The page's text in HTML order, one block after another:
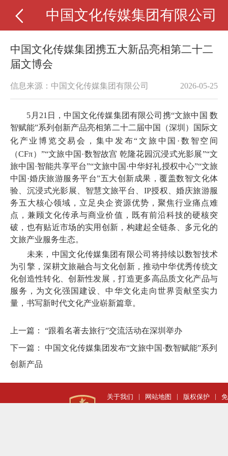
中国文化传媒集团有限公司
中国文化传媒集团携五大新品亮相第二十二
届文博会
信息来源：中国文化传媒集团有限公司 2026-05-25
5月21日，中国文化传媒集团有限公司携“文旅中国 数
智赋能”系列创新产品亮相第二十二届中国（深圳）国际文
化产业博览交易会，集中发布“文旅中国 · 数智空间
（CFπ）”“文旅中国·数智故宫 乾隆花园沉浸式光影展”“文
旅中国·智能共享平台”“文旅中国·中华好礼授权中心”“文旅
中国·婚庆旅游服务平台”五大创新成果，覆盖数智文化体
验、沉浸式光影展、智慧文旅平台、IP授权、婚庆旅游服
务五大核心领域，立足央企资源优势，聚焦行业痛点难
点，兼顾文化传承与商业价值，既有前沿科技的硬核突
破，也有贴近市场的实用创新，构建起全链条、多元化的
文旅产业服务生态。
未来，中国文化传媒集团有限公司将持续以数智技术
为引擎，深耕文旅融合与文化创新，推动中华优秀传统文
化创造性转化、创新性发展，打造更多高品质文化产品与
服务，为文化强国建设、中华文化走向世界贡献坚实力
量，书写新时代文化产业崭新篇章。
上一篇： “跟着名著去旅行”交流活动在深圳举办
下一篇： 中国文化传媒集团发布“文旅中国·数智赋能”系列
创新产品